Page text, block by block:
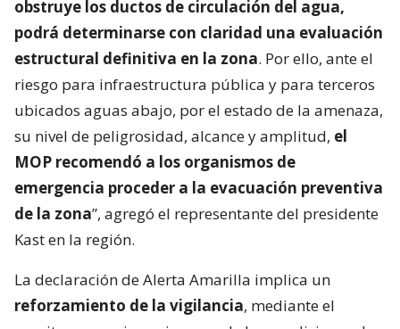
Cedida
Lee también...
Fue habilitado hace solo 6 días:
Castro por trabajos de emergencia
“Solo,cuando pueda drenarse por completo el
agua embalsada, y se remueva el material que
podrá determinarse con claridad una evaluación
estructural definitiva en la zona. Por ello, ante el